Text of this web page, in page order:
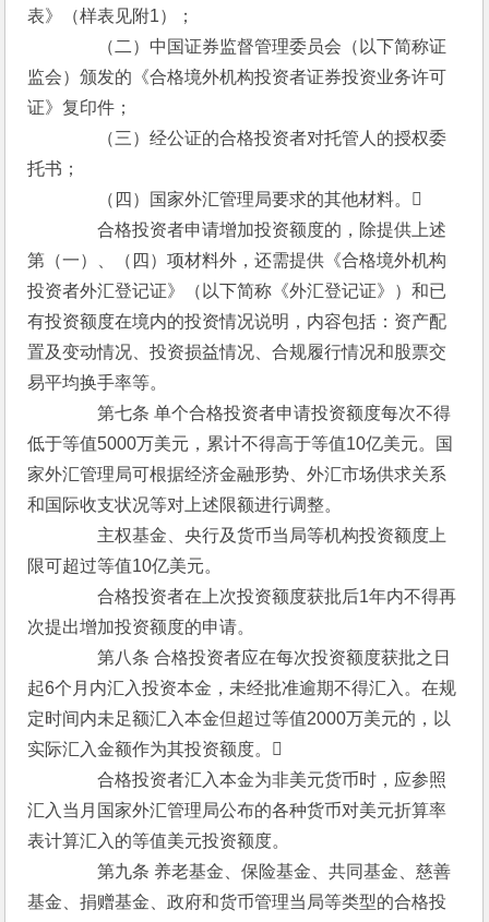
表》（样表见附1）；
（二）中国证券监督管理委员会（以下简称证
监会）颁发的《合格境外机构投资者证券投资业务许可
证》复印件；
（三）经公证的合格投资者对托管人的授权委
托书；
（四）国家外汇管理局要求的其他材料。
合格投资者申请增加投资额度的，除提供上述
第（一）、（四）项材料外，还需提供《合格境外机构
投资者外汇登记证》（以下简称《外汇登记证》）和已
有投资额度在境内的投资情况说明，内容包括：资产配
置及变动情况、投资损益情况、合规履行情况和股票交
易平均换手率等。
第七条 单个合格投资者申请投资额度每次不得
低于等值5000万美元，累计不得高于等值10亿美元。国
家外汇管理局可根据经济金融形势、外汇市场供求关系
和国际收支状况等对上述限额进行调整。
主权基金、央行及货币当局等机构投资额度上
限可超过等值10亿美元。
合格投资者在上次投资额度获批后1年内不得再
次提出增加投资额度的申请。
第八条 合格投资者应在每次投资额度获批之日
起6个月内汇入投资本金，未经批准逾期不得汇入。在规
定时间内未足额汇入本金但超过等值2000万美元的，以
实际汇入金额作为其投资额度。
合格投资者汇入本金为非美元货币时，应参照
汇入当月国家外汇管理局公布的各种货币对美元折算率
表计算汇入的等值美元投资额度。
第九条 养老基金、保险基金、共同基金、慈善
基金、捐赠基金、政府和货币管理当局等类型的合格投